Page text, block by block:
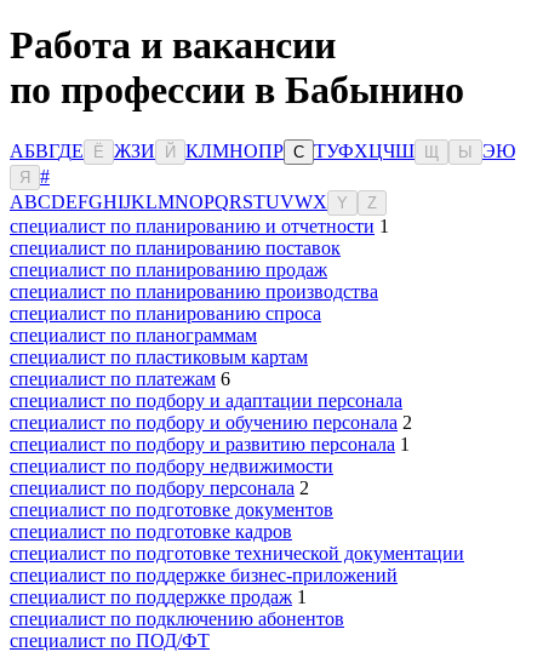
Работа и вакансии
по профессии в Бабынино
АБВГДЕ Ё ЖЗИ Й КЛМНОПР С ТУФХЦЧШ Ы ЭЮ
Я
#
ABCDEFGHIJKLMNOPQRSTUVWX Y Z
специалист по планированию и отчетности 1
специалист по планированию поставок
специалист по планированию продаж
специалист по планированию производства
специалист по планированию спроса
специалист по планограммам
специалист по пластиковым картам
специалист по платежам 6
специалист по подбору и адаптации персонала
специалист по подбору и обучению персонала 2
специалист по подбору и развитию персонала 1
специалист по подбору недвижимости
специалист по подбору персонала 2
специалист по подготовке документов
специалист по подготовке кадров
специалист по подготовке технической документации
специалист по поддержке бизнес-приложений
специалист по поддержке продаж 1
специалист по подключению абонентов
специалист по ПОД/ФТ